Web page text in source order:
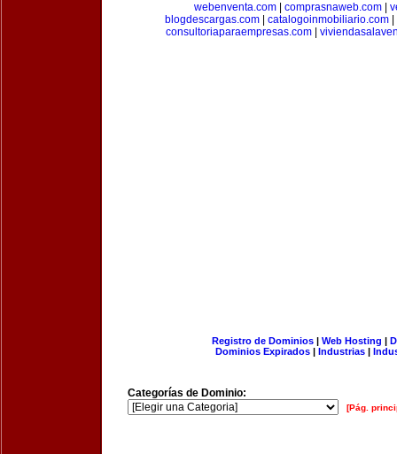
webenventa.com
comprasnaweb.com
blogdescargas.com| catalogoinmobiliario.com|
consultoriaparaempresas.com|
Registro de Dominios| Web Hosting |
Dominios Expirados | Industrias |
Categorías de Dominio:
[Pág.